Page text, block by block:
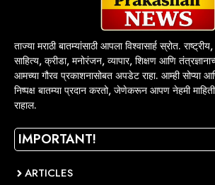
ताज्या मराठी बातम्यांसाठी आपला विश्वासार्ह स्रोत.
साहित्य, क्रीडा, मनोरंजन, व्यापार, शिक्षण आणि
आमच्या गौरव प्रकाशनासोबत अपडेट राहा. आम्ही सोप्या
निष्पक्ष बातम्या प्रदान करतो, जेणेकरून आपण नेहमी
राहाल.
IMPORTANT!
ARTICLES